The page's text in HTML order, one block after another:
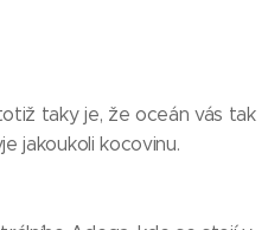
taky je, že oceán vás tak
jakoukoli kocovinu.